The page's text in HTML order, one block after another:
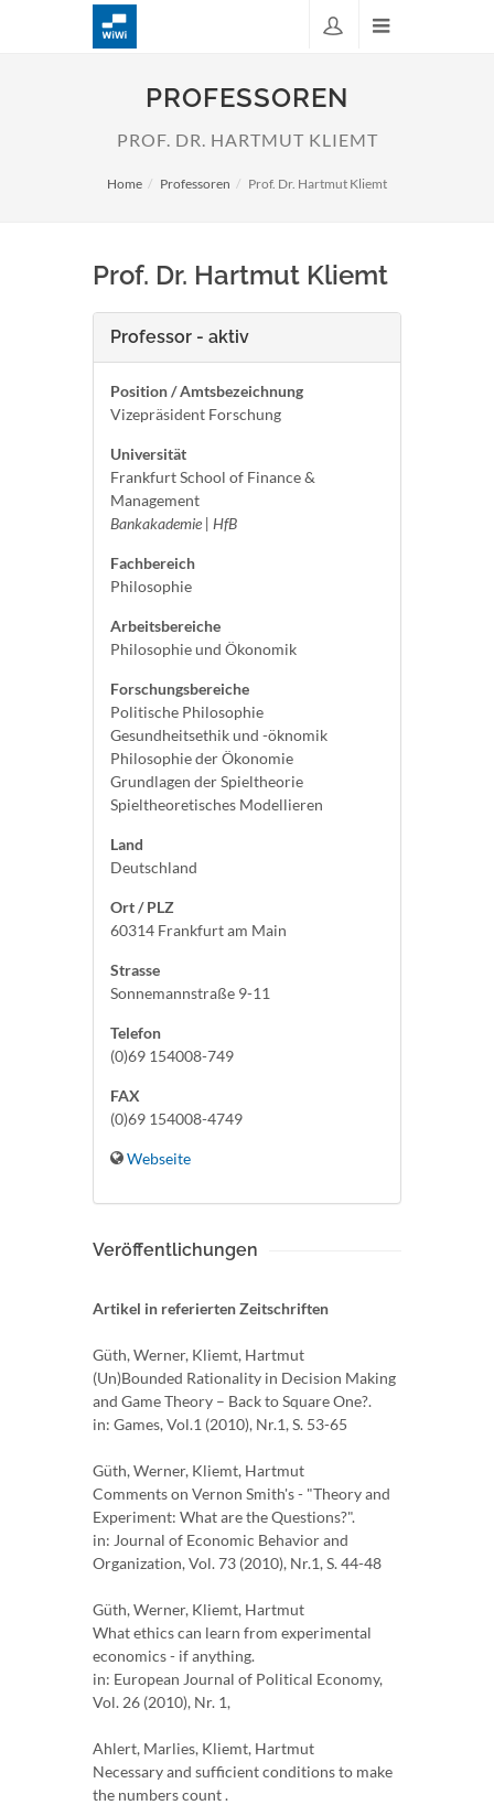
PROFESSOREN
PROF. DR. HARTMUT KLIEMT
Home Professoren Prof. Dr. Hartmut Kliemt
Prof. Dr. Hartmut Kliemt
Professor - aktiv
Position / Amtsbezeichnung
Vizepräsident Forschung
Universität
Frankfurt School of Finance &
Management
Bankakademie | HfB
Fachbereich
Philosophie
Arbeitsbereiche
Philosophie und Ökonomik
Forschungsbereiche
Politische Philosophie
Gesundheitsethik und -öknomik
Philosophie der Ökonomie
Grundlagen der Spieltheorie
Spieltheoretisches Modellieren
Land
Deutschland
Ort / PLZ
60314 Frankfurt am Main
Strasse
Sonnemannstraße 9-11
Telefon
(0)69 154008-749
FAX
(0)69 154008-4749
Webseite
Veröffentlichungen
Artikel in referierten Zeitschriften
Güth, Werner, Kliemt, Hartmut
(Un)Bounded Rationality in Decision Making
and Game Theory – Back to Square One?.
in: Games, Vol.1 (2010), Nr.1, S. 53-65
Güth, Werner, Kliemt, Hartmut
Comments on Vernon Smith's - "Theory and
Experiment: What are the Questions?".
in: Journal of Economic Behavior and
Organization, Vol. 73 (2010), Nr.1, S. 44-48
Güth, Werner, Kliemt, Hartmut
What ethics can learn from experimental
economics - if anything.
in: European Journal of Political Economy,
Vol. 26 (2010), Nr. 1,
Ahlert, Marlies, Kliemt, Hartmut
Necessary and sufficient conditions to make
the numbers count .